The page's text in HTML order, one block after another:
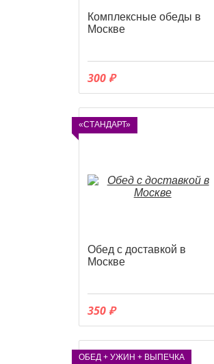
Комплексные обеды в
Москве
300 ₽
«СТАНДАРТ»
Обед с доставкой в
Москве
350 ₽
ОБЕД + УЖИН + ВЫПЕЧКА